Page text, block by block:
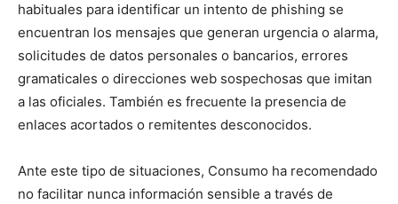
habituales para identificar un intento de phishing se
encuentran los mensajes que generan urgencia o alarma,
solicitudes de datos personales o bancarios, errores
gramaticales o direcciones web sospechosas que imitan
a las oficiales. También es frecuente la presencia de
enlaces acortados o remitentes desconocidos.
Ante este tipo de situaciones, Consumo ha recomendado
no facilitar nunca información sensible a través de